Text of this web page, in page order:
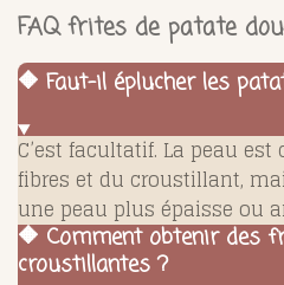
FAQ frites de patate
🔶 Faut-il éplucher les
C’est facultatif. La peau
fibres et du croustillant,
une peau plus épaisse ou
🔶 Comment obtenir des
croustillantes ?